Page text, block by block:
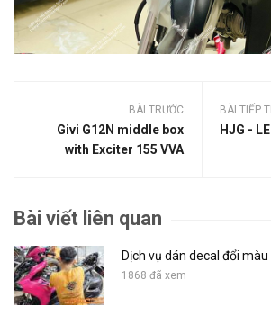
BÀI TRƯỚC
Givi G12N middle box
with Exciter 155 VVA
BÀI TIẾP
HJG -
Bài viết liên quan
Dịch vụ dán decal đổi màu
1868 đã xem